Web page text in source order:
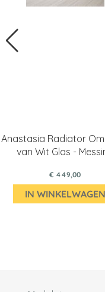
Anastasia Radiator
van Wit Glas -
€ 449,00
IN WINKELWAGEN